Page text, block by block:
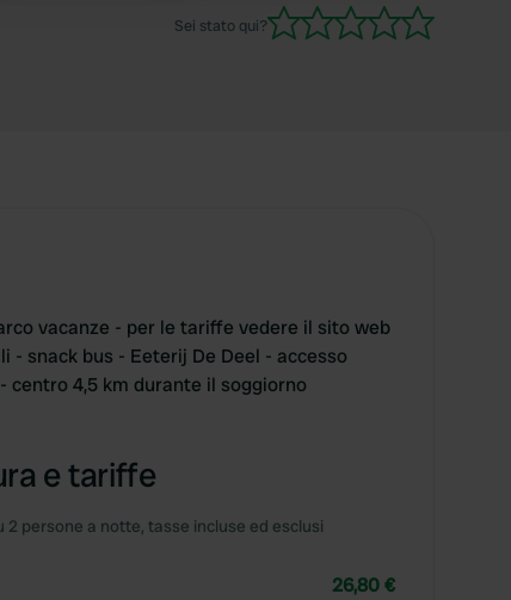
Sei stato qui?
vacanze - per le tariffe vedere il sito web
- snack bus - Eeterij De Deel - accesso
centro 4,5 km durante il soggiorno
e tariffe
persone a notte, tasse incluse ed esclusi
26,80 €